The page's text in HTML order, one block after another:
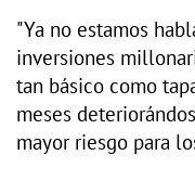
"Ya no estamos
inversiones
tan básico como
meses
mayor riesgo para